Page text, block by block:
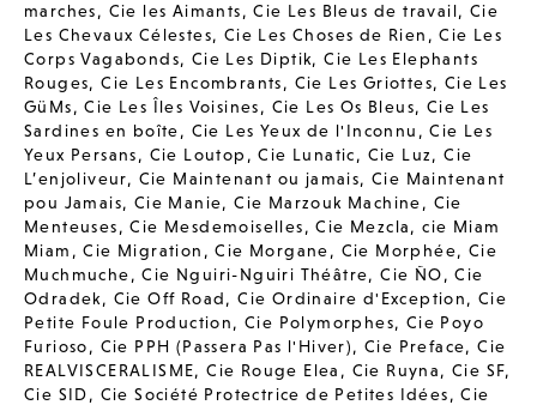
marches, Cie les Aimants,Cie Les Bleus de travail, Cie
Les Chevaux Célestes, Cie Les Choses de Rien ,Cie Les
Corps Vagabonds, Cie Les Diptik,Cie Les Elephants
Rouges,Cie Les Encombrants, Cie Les Griottes, Cie Les
GüMs,Cie Les Îles Voisines, Cie Les Os Bleus, Cie Les
Sardines en boîte, Cie Les Yeux de l'Inconnu ,Cie Les
Yeux Persans, Cie Loutop ,Cie Lunatic, Cie Luz,Cie
L’enjoliveur, Cie Maintenant ou jamais,Cie Maintenant
pou Jamais, Cie Manie,Cie Marzouk Machine, Cie
Menteuses,Cie Mesdemoiselles,Cie Mezcla,cie Miam
Miam ,Cie Migration ,Cie Morgane, Cie Morphée, Cie
Muchmuche,Cie Nguiri-Nguiri Théâtre,Cie ÑO,Cie
Odradek, Cie Off Road,Cie Ordinaire d'Exception,Cie
Petite Foule Production,Cie Polymorphes, Cie Poyo
Furioso, Cie PPH (Passera Pas l'Hiver),Cie Preface,Cie
REALVISCERALISME,Cie Rouge Elea , Cie Ruyna,Cie SF,
Cie SID, Cie Société Protectrice de Petites Idées,Cie